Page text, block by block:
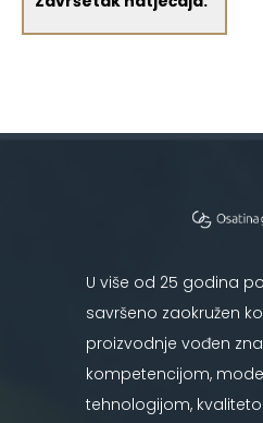
U više od 25 godina
savršeno zaokružen
proizvodnje vođen
kompetencijom,
tehnologijom,